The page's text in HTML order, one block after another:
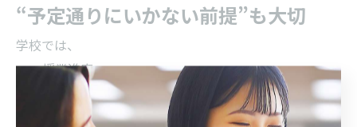
“予定通りにいかない前提”も大切
学校では、
授業進度
新単元
部活